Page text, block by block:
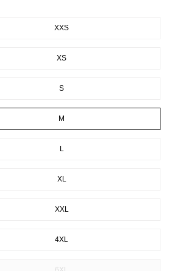
XXS
XS
S
M
L
XL
XXL
4XL